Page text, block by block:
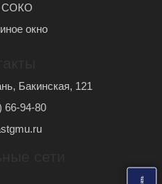
СОКО
окно
Бакинская, 121
66-94-80